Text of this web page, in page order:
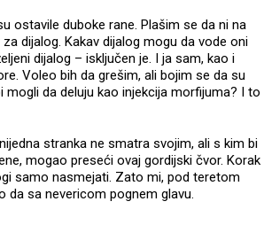
ostavile duboke rane. Plašim se da ni na
dijalog. Kakav dijalog mogu da vode oni
dijalog – isključen je. I ja sam, kao i
Voleo bih da grešim, ali bojim se da su
mogli da deluju kao injekcija morfijuma? I to
stranka ne smatra svojim, ali s kim bi
mogao preseći ovaj gordijski čvor. Korak
samo nasmejati. Zato mi, pod teretom
da sa nevericom pognem glavu.